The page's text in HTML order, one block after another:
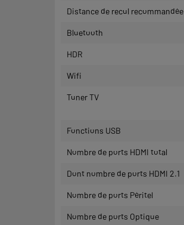
Distance de recul recommandée
Bluetooth
HDR
Wifi
Tuner TV
Fonctions USB
Nombre de ports HDMI total
Dont nombre de ports HDMI 2.1
Nombre de ports Péritel
Nombre de ports Optique